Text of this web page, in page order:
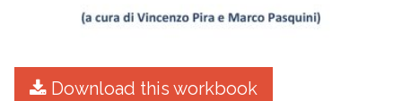
Download this workbook